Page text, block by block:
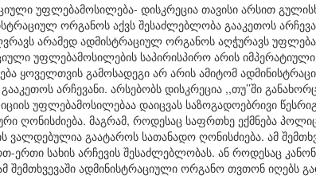
უფლებამოსილება- დისკრეცია თავისი არსით
ორგანოს აქვს შესაძლებლობა გააკეთოს
არამედ ადმისტრაციულ ორგანოს აღჭურავს
უფლებამოსილების საპირისპირო არის იმპერატიული
ყოველთვის გამოსადეგი არ არის ამიტომ
არჩევანი. არსებობს დისკრეცია ,,თუ’’ში
უფლებამოსილებაა დაიცვას საზოგადოებრივი
ღონისძიება. მაგრამ, როდესაც საფრთხე ექმნება
გაატაროს სათანადო ღონისძიება. ამ
ერთი სახის არჩევის შესაძლებლობას. ან როდესაც
შემთხვევაში ადმინისტრაციული ორგანო თვთონ იღებს